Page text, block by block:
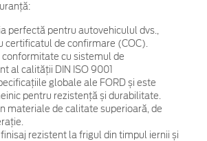
perfectă pentru autovehiculul dvs.,
certificatul de confirmare (COC).
conformitate cu sistemul de
al calității DIN ISO 9001
globale ale FORD și este
pentru rezistență și durabilitate.
materiale de calitate superioară, de
rezistent la frigul din timpul iernii și